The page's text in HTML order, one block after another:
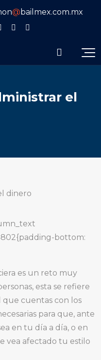
@bailmex.com.mx
el
bottom:
es un reto muy
esta se refiere
que cuentas con los
para que, ante
en tu día a día, o en
vea afectado tu estilo